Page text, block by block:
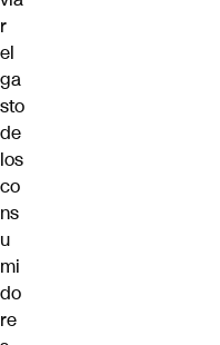
r
el
ga
sto
de
los
co
ns
u
mi
do
re